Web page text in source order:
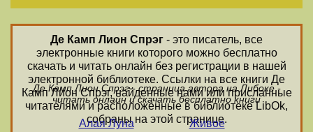
Де Камп Лион Спрэг - это писатель, все
электронные книги которого можно бесплатно
скачать и читать онлайн без регистрации в нашей
электронной библиотеке. Ссылки на все книги Де
Камп Лион Спрэг, найденные нами или присланные
читателями и расположенные в библиотеке LibOk,
собраны на этой странице.
Де Камп Лион Спрэг - страница автора на Либоке -
читать онлайн и скачать бесплатно книги
Алая Луна
Живое